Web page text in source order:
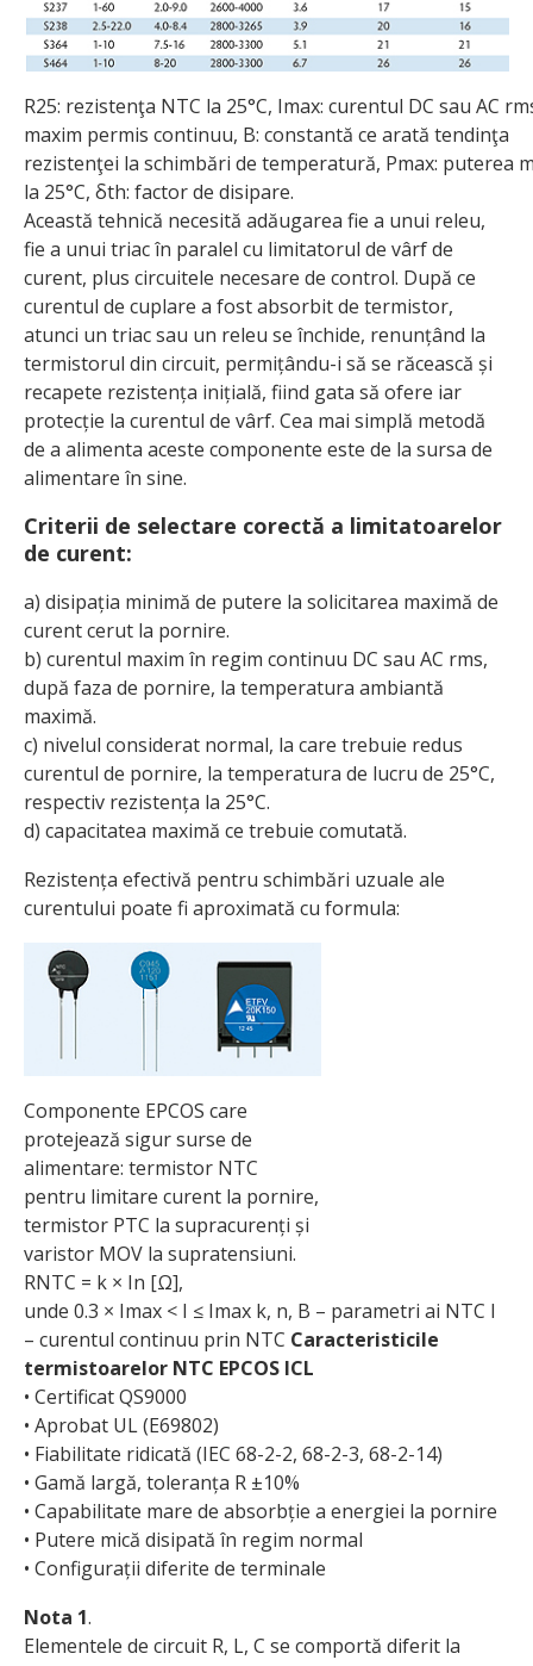
R25: rezistenţa NTC la 25°C, Imax: curentul DC sau AC
maxim permis continuu, B: constantă ce arată tendinţa
rezistenţei la schimbări de temperatură, Pmax: puterea
la 25°C, δth: factor de disipare.
Această tehnică necesită adăugarea fie a unui releu,
fie a unui triac în paralel cu limitatorul de vârf de
curent, plus circuitele necesare de control. După ce
curentul de cuplare a fost absorbit de termistor,
atunci un triac sau un releu se închide, renunțând la
termistorul din circuit, permițându-i să se răcească și
recapete rezistența inițială, fiind gata să ofere iar
protecție la curentul de vârf. Cea mai simplă metodă
de a alimenta aceste componente este de la sursa de
alimentare în sine.
Criterii de selectare corectă a limitatoarelor
de curent:
a) disipația minimă de putere la solicitarea maximă de
curent cerut la pornire.
b) curentul maxim în regim continuu DC sau AC rms,
după faza de pornire, la temperatura ambiantă
maximă.
c) nivelul considerat normal, la care trebuie redus
curentul de pornire, la temperatura de lucru de 25°C,
respectiv rezistența la 25°C.
d) capacitatea maximă ce trebuie comutată.
Rezistența efectivă pentru schimbări uzuale ale
curentului poate fi aproximată cu formula:
Componente EPCOS care
protejează sigur surse de
alimentare: termistor NTC
pentru limitare curent la pornire,
termistor PTC la supracurenți și
varistor MOV la supratensiuni.
RNTC = k × In [Ω],
unde 0.3 × Imax < I ≤ Imax k, n, B – parametri ai NTC I
– curentul continuu prin NTC Caracteristicile
termistoarelor NTC EPCOS ICL
• Certificat QS9000
• Aprobat UL (E69802)
• Fiabilitate ridicată (IEC 68-2-2, 68-2-3, 68-2-14)
• Gamă largă, toleranța R ±10%
• Capabilitate mare de absorbție a energiei la pornire
• Putere mică disipată în regim normal
• Configurații diferite de terminale
Nota 1.
Elementele de circuit R, L, C se comportă diferit la